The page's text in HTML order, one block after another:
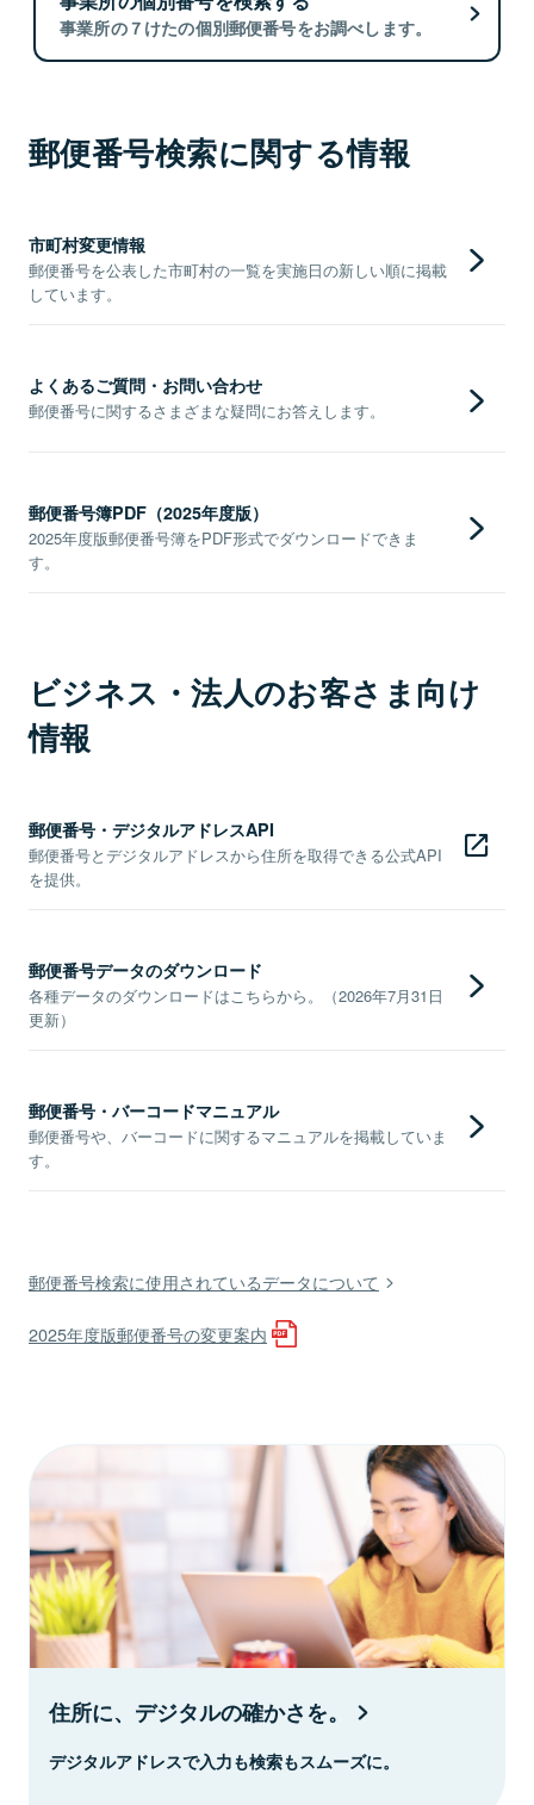
事業所の７けたの個別郵便番号をお調べします。
郵便番号検索に関する情報
市町村変更情報
郵便番号を公表した市町村の一覧を実施日の新しい順に掲載
しています。
よくあるご質問・お問い合わせ
郵便番号に関するさまざまな疑問にお答えします。
郵便番号簿PDF（2025年度版）
2025年度版郵便番号簿をPDF形式でダウンロードできま
す。
ビジネス・法人のお客さま向け
情報
郵便番号・デジタルアドレスAPI
郵便番号とデジタルアドレスから住所を取得できる公式API
を提供。
郵便番号データのダウンロード
各種データのダウンロードはこちらから。（2026年7月31日
更新）
郵便番号・バーコードマニュアル
郵便番号や、バーコードに関するマニュアルを掲載していま
す。
郵便番号検索に使用されているデータについて
2025年度版郵便番号の変更案内
住所に、デジタルの確かさを。
デジタルアドレスで入力も検索もスムーズに。